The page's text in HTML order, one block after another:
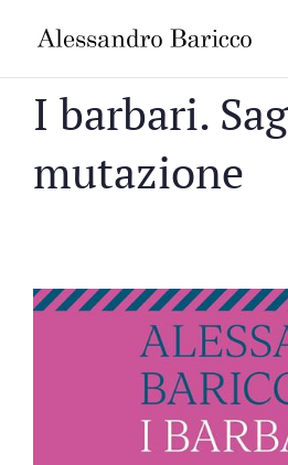
I barbari.
mutazione